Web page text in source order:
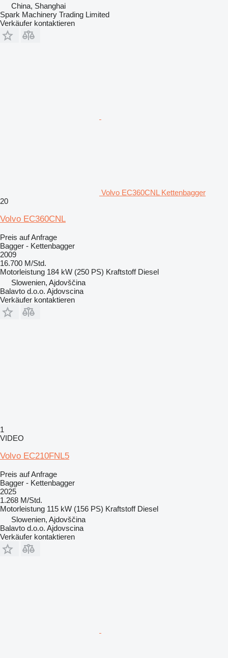
China, Shanghai
Spark Machinery Trading Limited
Verkäufer kontaktieren
Volvo EC360CNL Kettenbagger
20
Volvo EC360CNL
Preis auf Anfrage
Bagger - Kettenbagger
2009
16.700 M/Std.
Motorleistung 184 kW (250 PS) Kraftstoff Diesel
Slowenien, Ajdovščina
Balavto d.o.o. Ajdovscina
Verkäufer kontaktieren
1
VIDEO
Volvo EC210FNL5
Preis auf Anfrage
Bagger - Kettenbagger
2025
1.268 M/Std.
Motorleistung 115 kW (156 PS) Kraftstoff Diesel
Slowenien, Ajdovščina
Balavto d.o.o. Ajdovscina
Verkäufer kontaktieren